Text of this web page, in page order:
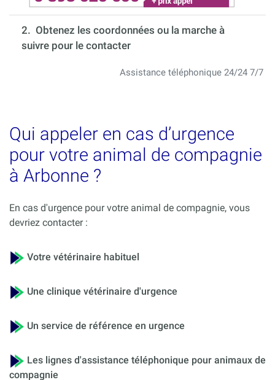
2. Obtenez les coordonnées ou la marche à
suivre pour le contacter
Assistance téléphonique 24/24 7/7
Qui appeler en cas d’urgence
pour votre animal de compagnie
à Arbonne ?
En cas d'urgence pour votre animal de compagnie, vous
devriez contacter :
Votre vétérinaire habituel
Une clinique vétérinaire d'urgence
Un service de référence en urgence
Les lignes d'assistance téléphonique pour animaux de
compagnie